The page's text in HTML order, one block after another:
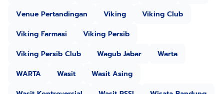
Venue Pertandingan
Viking
Viking Club
Viking Farmasi
Viking Persib
Viking Persib Club
Wagub Jabar
Warta
WARTA
Wasit
Wasit Asing